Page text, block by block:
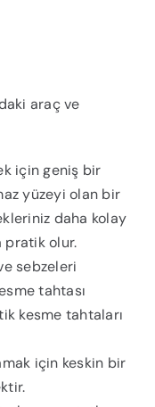
araç ve
için geniş bir
yüzeyi olan bir
daha kolay
pratik olur.
sebzeleri
tahtası
kesme tahtaları
için keskin bir